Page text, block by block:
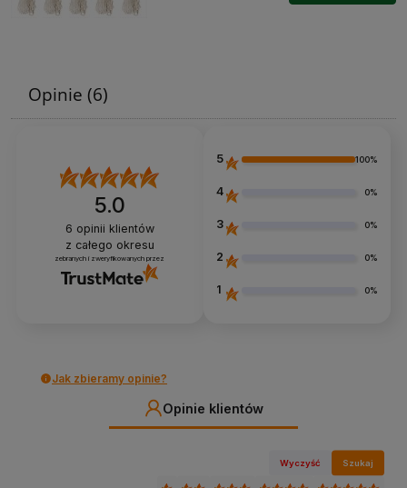
Opinie (6)
5.0
6 opinii klientów
z całego okresu
zebranych i zweryfikowanych przez
5 100%
4 0%
3 0%
2 0%
1 0%
Jak zbieramy opinie?
Opinie klientów
Wyczyść Szukaj